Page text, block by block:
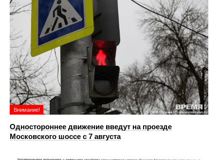
Внимание!
Одностороннее движение введут на проезде
Московского шоссе с 7 августа